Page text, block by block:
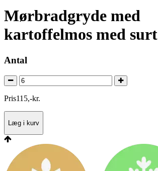
Mørbradgryde med
kartoffelmos med surt
Antal
Pris115,-kr.
Læg i kurv